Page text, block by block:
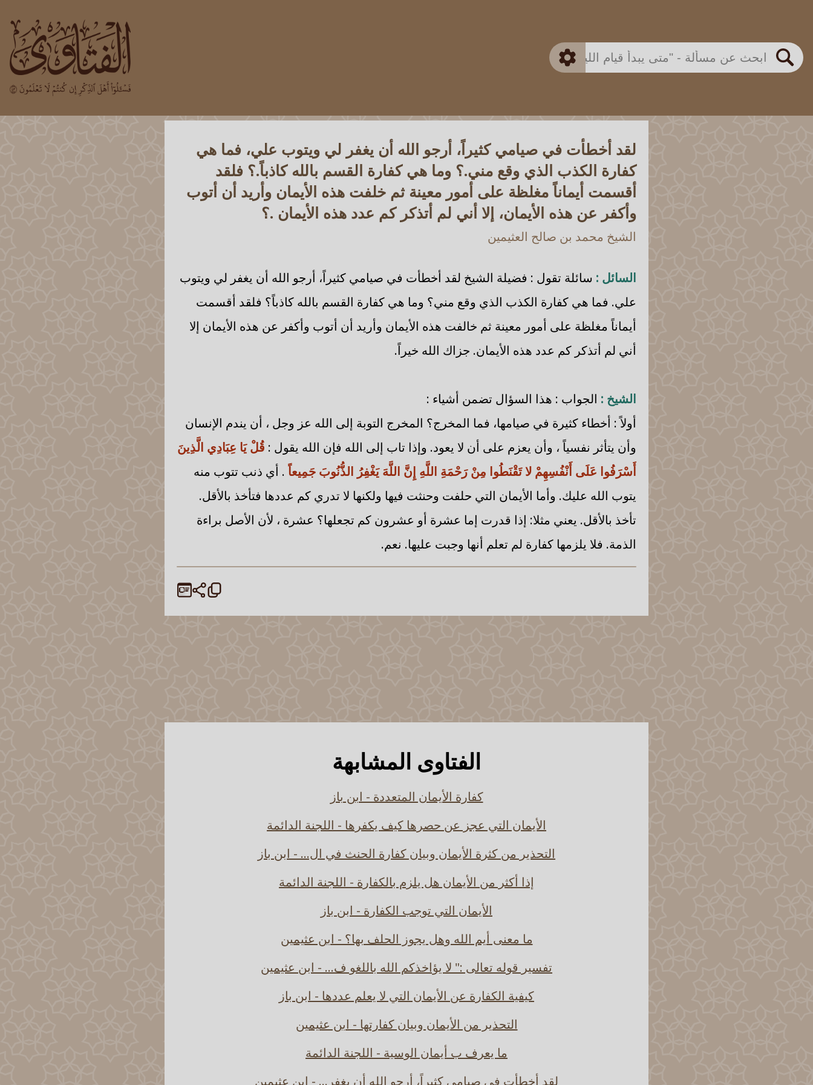
بحث
اللجنة الدائمة
متقدم
لقد أخطأت في صيامي كثيراً، أرجو الله أن يغفر لي ويتوب علي، فما هي
كفارة الكذب الذي وقع مني.؟ وما هي كفارة القسم بالله كاذباً.؟ فلقد
أقسمت أيماناً مغلظة على أمور معينة ثم خلفت هذه الأيمان وأريد أن أتوب
وأكفر عن هذه الأيمان، إلا أني لم أتذكر كم عدد هذه الأيمان .؟
الشيخ محمد بن صالح العثيمين
السائل : سائلة تقول : فضيلة الشيخ لقد أخطأت في صيامي كثيراً، أرجو الله أن يغفر لي ويتوب
علي. فما هي كفارة الكذب الذي وقع مني؟ وما هي كفارة القسم بالله كاذباً؟ فلقد أقسمت
أيماناً مغلظة على أمور معينة ثم خالفت هذه الأيمان وأريد أن أتوب وأكفر عن هذه الأيمان إلا
أني لم أتذكر كم عدد هذه الأيمان. جزاك الله خيراً.
الشيخ : الجواب : هذا السؤال تضمن أشياء :
أولاً : أخطاء كثيرة في صيامها، فما المخرج؟ المخرج التوبة إلى الله عز وجل ، أن يندم الإنسان
وأن يتأثر نفسياً ، وأن يعزم على أن لا يعود. وإذا تاب إلى الله فإن الله يقول : قُلْ يَا عِبَادِي الَّذِينَ
أَسْرَفُوا عَلَى أَنْفُسِهِمْ لا تَقْنَطُوا مِنْ رَحْمَةِ اللَّهِ إِنَّ اللَّهَ يَغْفِرُ الذُّنُوبَ جَمِيعاً . أي ذنب تتوب منه
يتوب الله عليك. وأما الأيمان التي حلفت وحنثت فيها ولكنها لا تدري كم عددها فتأخذ بالأقل.
تأخذ بالأقل. يعني مثلا: إذا قدرت إما عشرة أو عشرون كم تجعلها؟ عشرة ، لأن الأصل براءة
الذمة. فلا يلزمها كفارة لم تعلم أنها وجبت عليها. نعم.
الفتاوى المشابهة
كفارة الأيمان المتعددة - ابن باز
الأيمان التي عجز عن حصرها كيف يكفرها - اللجنة الدائمة
التحذير من كثرة الأيمان وبيان كفارة الحنث في ال... - ابن باز
إذا أكثر من الأيمان هل يلزم بالكفارة - اللجنة الدائمة
الأيمان التي توجب الكفارة - ابن باز
ما معنى أيم الله وهل يجوز الحلف بها؟ - ابن عثيمين
تفسير قوله تعالى :" لا يؤاخذكم الله باللغو ف... - ابن عثيمين
كيفية الكفارة عن الأيمان التي لا يعلم عددها - ابن باز
التحذير من الأيمان وبيان كفارتها - ابن عثيمين
ما يعرف ب أيمان الوسية - اللجنة الدائمة
لقد أخطأت في صيامي كثيراً، أرجو الله أن يغفر... - ابن عثيمين